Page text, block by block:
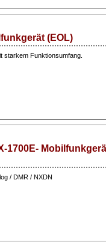
(EOL)
starkem Funktionsumfang.
1700E-
/ DMR / NXDN